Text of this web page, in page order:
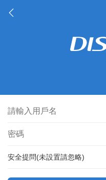
安全提問(未設置請忽略)